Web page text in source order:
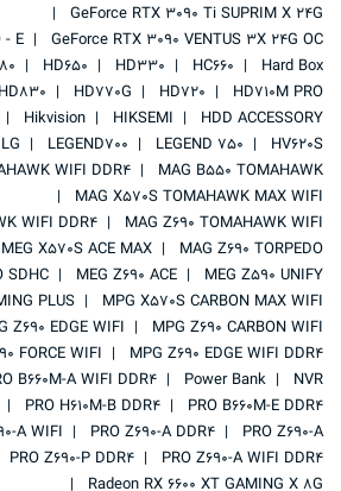
GeForce RTX 3090 Ti SUPRIM X 24G
GeForce RTX 3090 VENTUS 3X 24G OC
- E
Hard Box
HC660
HD330
HD650
HD710M PRO
HD720
HD770G
HD830
HDD ACCESSORY
HIKSEMI
Hikvision
HV620S
LEGEND 750
LEGEND700
LG
MAG B550 TOMAHAWK
WIFI DDR4
MAG X570S TOMAHAWK MAX WIFI
MAG Z690 TOMAHAWK WIFI
WIFI DDR4
MAG Z690 TORPEDO
MEG X570S ACE MAX
MEG Z590 UNIFY
MEG Z690 ACE
SDHC
MPG X570S CARBON MAX WIFI
PLUS
MPG Z690 CARBON WIFI
Z690 EDGE WIFI
MPG Z690 EDGE WIFI DDR4
FORCE WIFI
NVR
Power Bank
B660M-A WIFI DDR4
PRO B660M-E DDR4
PRO H610M-B DDR4
PRO Z690-A
PRO Z690-A DDR4
A WIFI
PRO Z690-A WIFI DDR4
PRO Z690-P DDR4
Radeon RX 6600 XT GAMING X 8G